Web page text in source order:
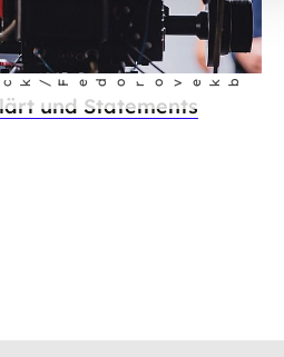
shutterstock/Fedorovekb
und Statements